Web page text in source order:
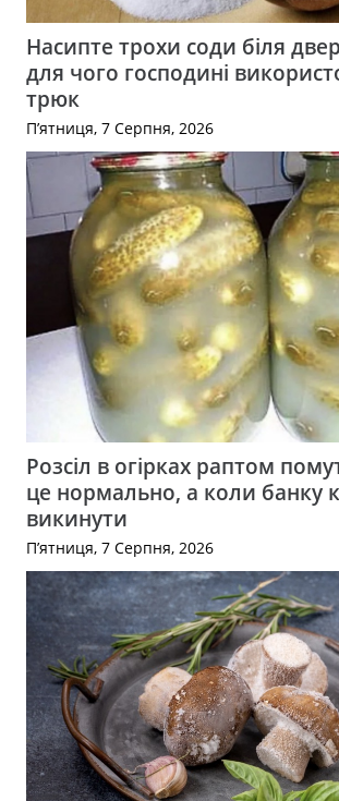
Насипте трохи соди біля
для чого господині
трюк
П’ятниця, 7 Серпня, 2026
Розсіл в огірках раптом
це нормально, а коли банку
викинути
П’ятниця, 7 Серпня, 2026